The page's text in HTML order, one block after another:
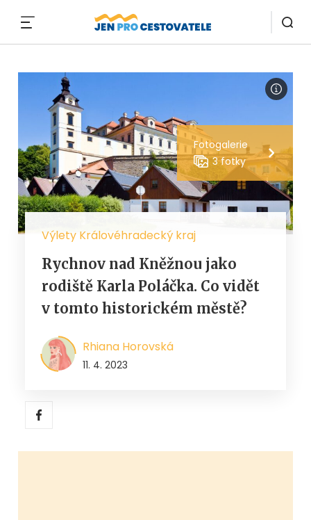
Fotogalerie
3 fotky
Výlety Královéhradecký kraj
Rychnov nad Kněžnou jako
rodiště Karla Poláčka. Co vidět
v tomto historickém městě?
Rhiana Horovská
11. 4. 2023